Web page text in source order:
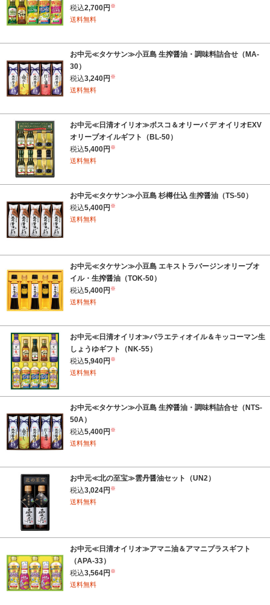
税込2,700円 ※
送料無料
お中元≪タケサン≫小豆島 生搾醤油・調味料詰合せ（MA-
30）
税込3,240円 ※
送料無料
お中元≪日清オイリオ≫ボスコ＆オリーバ デ オイリオEXV
オリーブオイルギフト（BL-50）
税込5,400円 ※
送料無料
お中元≪タケサン≫小豆島 杉樽仕込 生搾醤油（TS-50）
税込5,400円 ※
送料無料
お中元≪タケサン≫小豆島 エキストラバージンオリーブオ
イル・生搾醤油（TOK-50）
税込5,400円 ※
送料無料
お中元≪日清オイリオ≫バラエティオイル＆キッコーマン生
しょうゆギフト（NK-55）
税込5,940円 ※
送料無料
お中元≪タケサン≫小豆島 生搾醤油・調味料詰合せ（NTS-
50A）
税込5,400円 ※
送料無料
お中元≪北の至宝≫雲丹醤油セット（UN2）
税込3,024円 ※
送料無料
お中元≪日清オイリオ≫アマニ油＆アマニプラスギフト
（APA-33）
税込3,564円 ※
送料無料